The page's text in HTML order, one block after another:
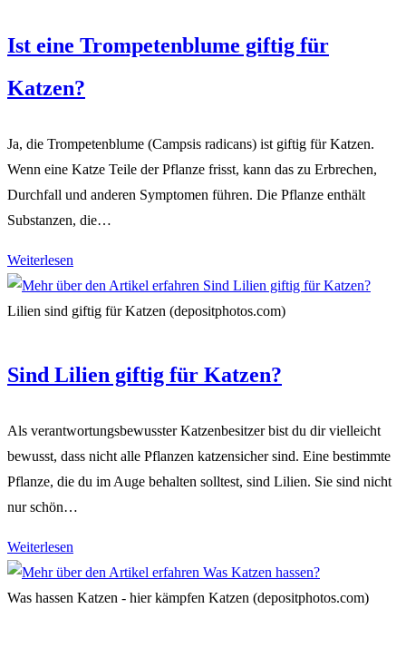
Ist eine Trompetenblume giftig für
Katzen?
Ja, die Trompetenblume (Campsis radicans) ist giftig für Katzen.
Wenn eine Katze Teile der Pflanze frisst, kann das zu Erbrechen,
Durchfall und anderen Symptomen führen. Die Pflanze enthält
Substanzen, die…
Weiterlesen
eine
Trompetenblume
Katzen?
Lilien sind giftig für Katzen (depositphotos.com)
Sind Lilien giftig für Katzen?
Als verantwortungsbewusster Katzenbesitzer bist du dir vielleicht
bewusst, dass nicht alle Pflanzen katzensicher sind. Eine bestimmte
Pflanze, die du im Auge behalten solltest, sind Lilien. Sie sind nicht
nur schön…
Weiterlesen
Lilien
giftig
Was hassen Katzen - hier kämpfen Katzen (depositphotos.com)